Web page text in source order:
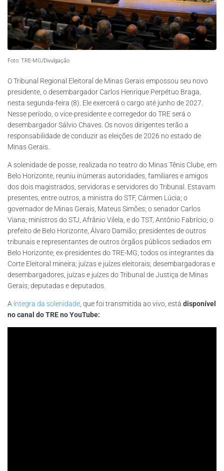
Foto: TRE-MG/Divulgação
O Tribunal Regional Eleitoral de Minas Gerais empossou seu novo
presidente, o desembargador Carlos Henrique Perpétuo Braga,
nesta segunda-feira (8). Ele exercerá o cargo até junho de 2027.
Nesse período, o vice-presidente e corregedor do TRE será o
desembargador Sálvio Chaves. Os novos dirigentes terão a
responsabilidade de conduzir as eleições de 2026 no estado de
Minas Gerais.
A solenidade de posse, realizada no teatro do Minas Tênis Clube, em
Belo Horizonte, reuniu inúmeras autoridades, familiares e amigos
dos dois magistrados, servidoras e servidores do Tribunal. Estavam
presentes, entre outros, a ministra do STF, Cármen Lúcia; o
governador de Minas Gerais, Mateus Simões; o senador Carlos
Viana; ministros do STJ, Afrânio Vilela, e do TST, Antônio Fabrício; o
prefeito de Belo Horizonte, Álvaro Damião; presidentes de outros
tribunais e representantes de outros órgãos públicos sediados em
Belo Horizonte; ex-presidentes do TRE-MG; todos os integrantes da
Corte Eleitoral mineira; juízas e juízes eleitorais; desembargadoras e
desembargadores, juízas e juízes do Tribunal de Justiça de Minas
Gerais; deputadas e deputados.
A íntegra da solenidade , que foi transmitida ao vivo, está disponível
no canal do TRE no YouTube: